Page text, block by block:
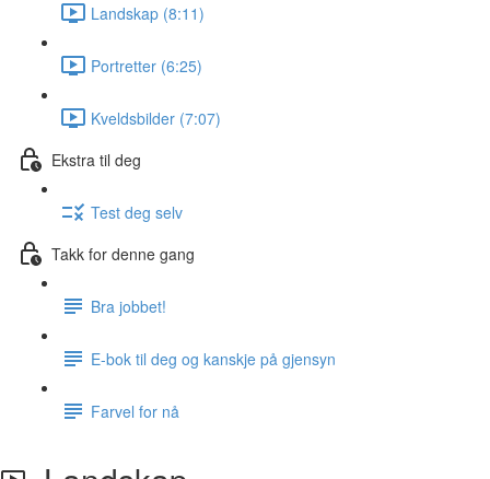
Landskap (8:11)
Portretter (6:25)
Kveldsbilder (7:07)
Ekstra til deg
Test deg selv
Takk for denne gang
Bra jobbet!
E-bok til deg og kanskje på gjensyn
Farvel for nå